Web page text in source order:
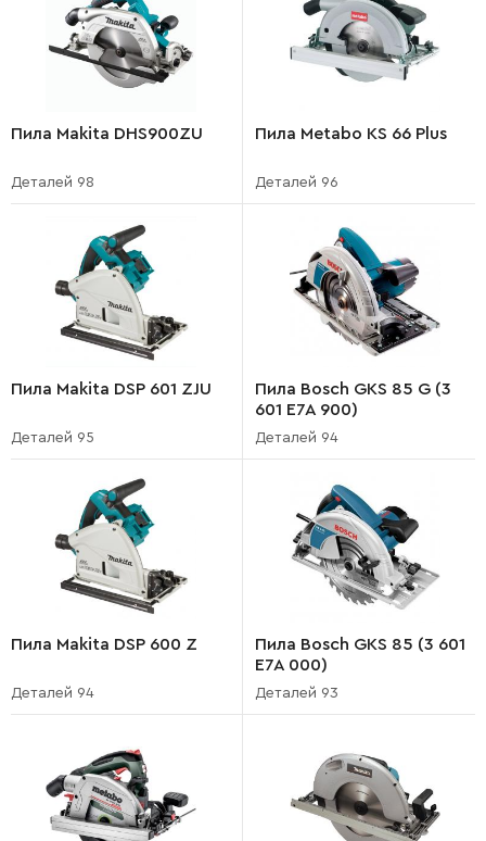
Пила Makita DHS900ZU
Деталей 98
Пила Metabo KS 66 Plus
Деталей 96
Пила Makita DSP 601 ZJU
Деталей 95
Пила Bosch GKS 85 G (3
601 E7A 900)
Деталей 94
Пила Makita DSP 600 Z
Деталей 94
Пила Bosch GKS 85 (3 601
E7A 000)
Деталей 93